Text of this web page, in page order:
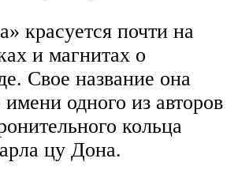
красуется почти на
и магнитах о
Свое название она
одного из авторов
кольца
цу Дона.